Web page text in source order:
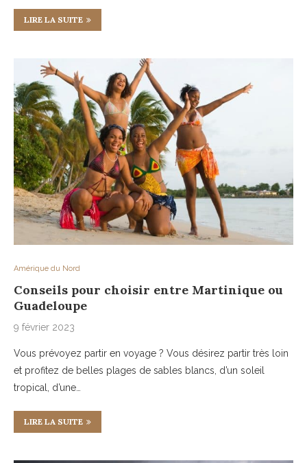
LIRE LA SUITE
Amérique du Nord
Conseils pour choisir entre Martinique ou
Guadeloupe
9 février 2023
Vous prévoyez partir en voyage ? Vous désirez partir très loin
et profitez de belles plages de sables blancs, d’un soleil
tropical, d’une…
LIRE LA SUITE